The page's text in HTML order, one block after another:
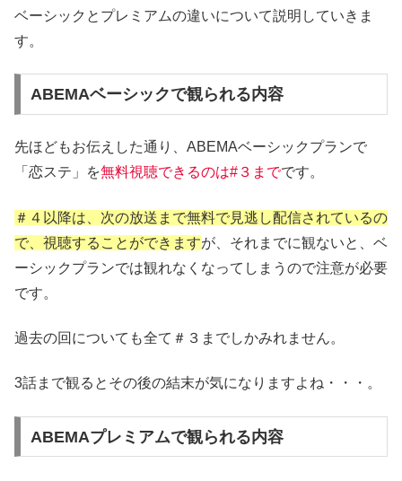
ベーシックとプレミアムの違いについて説明していきま
す。
ABEMAベーシックで観られる内容
先ほどもお伝えした通り、ABEMAベーシックプランで
「恋ステ」を無料視聴できるのは#３までです。
＃４以降は、次の放送まで無料で見逃し配信されているの
で、視聴することができますが、それまでに観ないと、ベ
ーシックプランでは観れなくなってしまうので注意が必要
です。
過去の回についても全て＃３までしかみれません。
3話まで観るとその後の結末が気になりますよね・・・。
ABEMAプレミアムで観られる内容